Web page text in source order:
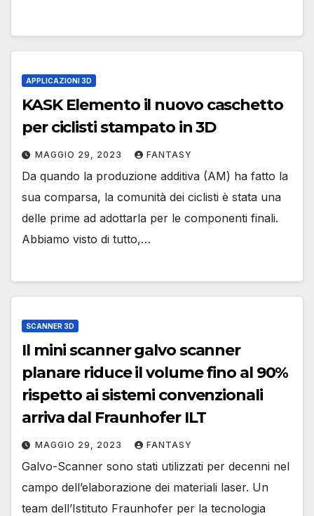
APPLICAZIONI 3D
KASK Elemento il nuovo caschetto
per ciclisti stampato in 3D
MAGGIO 29, 2023 FANTASY
Da quando la produzione additiva (AM) ha fatto la
sua comparsa, la comunità dei ciclisti è stata una
delle prime ad adottarla per le componenti finali.
Abbiamo visto di tutto,…
SCANNER 3D
Il mini scanner galvo scanner
planare riduce il volume fino al 90%
rispetto ai sistemi convenzionali
arriva dal Fraunhofer ILT
MAGGIO 29, 2023 FANTASY
Galvo-Scanner sono stati utilizzati per decenni nel
campo dell’elaborazione dei materiali laser. Un
team dell’Istituto Fraunhofer per la tecnologia